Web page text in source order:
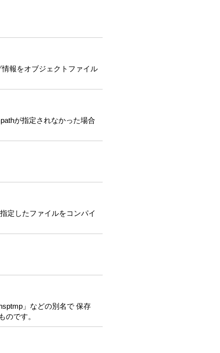
報をオブジェクトファイル
が指定されなかった場合
定したファイルをコンパイ
」などの別名で 保存
のです。